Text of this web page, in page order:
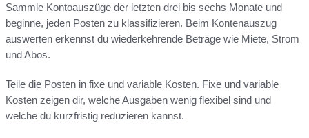
Sammle Kontoauszüge der letzten drei bis sechs Monate und
beginne, jeden Posten zu klassifizieren. Beim Kontenauszug
auswerten erkennst du wiederkehrende Beträge wie Miete, Strom
und Abos.
Teile die Posten in fixe und variable Kosten. Fixe und variable
Kosten zeigen dir, welche Ausgaben wenig flexibel sind und
welche du kurzfristig reduzieren kannst.